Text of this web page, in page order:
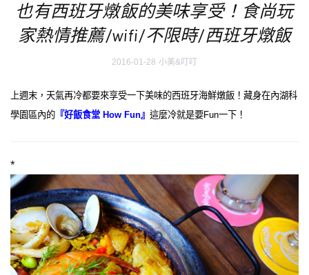
也有西班牙燉飯的美味享受！食尚玩
家熱情推薦/wifi/不限時/西班牙燉飯
2016-01-28 小美&叮叮
上週末，天氣再冷都要來享受一下美味的西班牙海鮮燉飯！藏身在內湖科
學園區內的 『好飯食堂 How Fun』 這麼冷就是要Fun一下！
*